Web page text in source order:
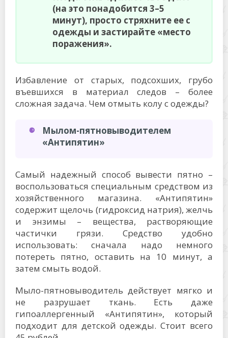
(на это понадобится 3–5
минут), просто стряхните ее с
одежды и застирайте «место
поражения».
Избавление от старых, подсохших, грубо
въевшихся в материал следов – более
сложная задача. Чем отмыть колу с одежды?
Мылом-пятновыводителем
«Антипятин»
Самый надежный способ вывести пятно –
воспользоваться специальным средством из
хозяйственного магазина. «Антипятин»
содержит щелочь (гидроксид натрия), желчь
и энзимы – вещества, растворяющие
частички грязи. Средство удобно
использовать: сначала надо немного
потереть пятно, оставить на 10 минут, а
затем смыть водой.
Мыло-пятновыводитель действует мягко и
не разрушает ткань. Есть даже
гипоаллергенный «Антипятин», который
подходит для детской одежды. Стоит всего